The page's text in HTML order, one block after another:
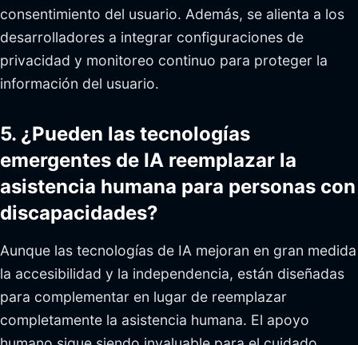
consentimiento del usuario. Además, se alienta a los
desarrolladores a integrar configuraciones de
privacidad y monitoreo continuo para proteger la
información del usuario.
5. ¿Pueden las tecnologías
emergentes de IA reemplazar la
asistencia humana para personas con
discapacidades?
Aunque las tecnologías de IA mejoran en gran medida
la accesibilidad y la independencia, están diseñadas
para complementar en lugar de reemplazar
completamente la asistencia humana. El apoyo